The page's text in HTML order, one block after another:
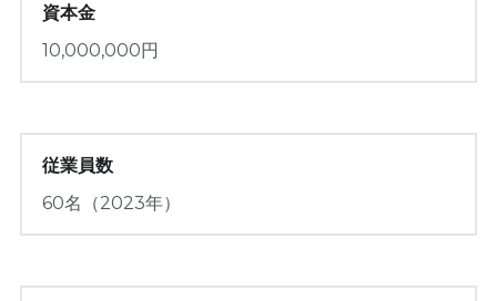
資本金
10,000,000円
従業員数
60名（2023年）